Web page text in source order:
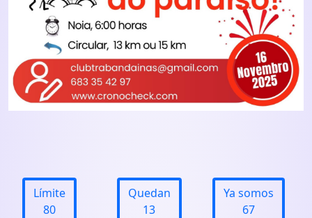
Límite
80
Quedan
13
Ya somos
67